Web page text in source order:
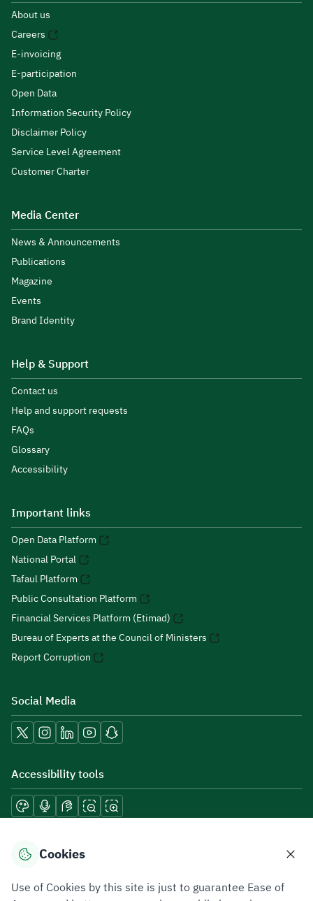
About us
Careers
E-invoicing
E-participation
Open Data
Information Security Policy
Disclaimer Policy
Service Level Agreement
Customer Charter
Media Center
News & Announcements
Publications
Magazine
Events
Brand Identity
Help & Support
Contact us
Help and support requests
FAQs
Glossary
Accessibility
Important links
Open Data Platform
National Portal
Tafaul Platform
Public Consultation Platform
Financial Services Platform (Etimad)
Bureau of Experts at the Council of Ministers
Report Corruption
Social Media
Accessibility tools
Download mobile applications
Cookies
Use of Cookies by this site is just to guarantee Ease of